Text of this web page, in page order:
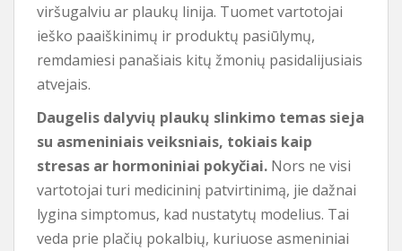
viršugalviu ar plaukų linija. Tuomet vartotojai
ieško paaiškinimų ir produktų pasiūlymų,
remdamiesi panašiais kitų žmonių pasidalijusiais
atvejais.
Daugelis dalyvių plaukų slinkimo temas sieja
su asmeniniais veiksniais, tokiais kaip
stresas ar hormoniniai pokyčiai. Nors ne visi
vartotojai turi medicininį patvirtinimą, jie dažnai
lygina simptomus, kad nustatytų modelius. Tai
veda prie plačių pokalbių, kuriuose asmeniniai